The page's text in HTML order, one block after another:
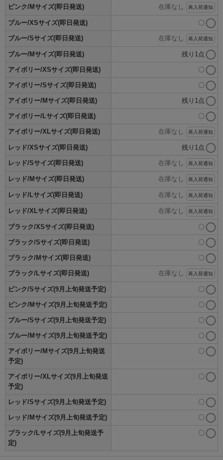
ピンク/Mサイズ(即日発送) 在庫なし 再入荷通知
ブルー/XSサイズ(即日発送) 〇
ブルー/Sサイズ(即日発送) 在庫なし 再入荷通知
ブルー/Mサイズ(即日発送) 残り1点
アイボリー/XSサイズ(即日発送) 〇
アイボリー/Sサイズ(即日発送) 〇
アイボリー/Mサイズ(即日発送) 残り1点
アイボリー/Lサイズ(即日発送) 〇
アイボリー/XLサイズ(即日発送) 在庫なし 再入荷通知
レッド/XSサイズ(即日発送) 残り1点
レッド/Sサイズ(即日発送) 在庫なし 再入荷通知
レッド/Mサイズ(即日発送) 在庫なし 再入荷通知
レッド/Lサイズ(即日発送) 在庫なし 再入荷通知
レッド/XLサイズ(即日発送) 在庫なし 再入荷通知
ブラック/XSサイズ(即日発送) 〇
ブラック/Sサイズ(即日発送) 〇
ブラック/Mサイズ(即日発送) 〇
ブラック/Lサイズ(即日発送) 在庫なし 再入荷通知
ピンク/Sサイズ(9月上旬発送予定) 〇
ピンク/Mサイズ(9月上旬発送予定) 〇
ブルー/Sサイズ(9月上旬発送予定) 〇
ブルー/Mサイズ(9月上旬発送予定) 〇
アイボリー/Mサイズ(9月上旬発送
予定)
〇
アイボリー/XLサイズ(9月上旬発送
予定)
〇
レッド/Sサイズ(9月上旬発送予定) 〇
レッド/Mサイズ(9月上旬発送予定) 〇
ブラック/Lサイズ(9月上旬発送予
定)
〇